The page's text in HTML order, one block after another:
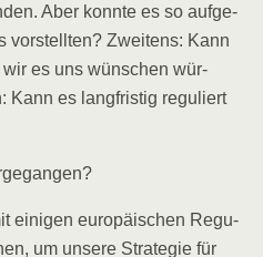
Aber konn­te es so auf­ge­
vor­stell­ten? Zwei­tens: Kann
es uns wün­schen wür­
Kann es lang­fris­tig regu­liert
eini­gen euro­päi­schen Regu­
um unse­re Stra­te­gie für